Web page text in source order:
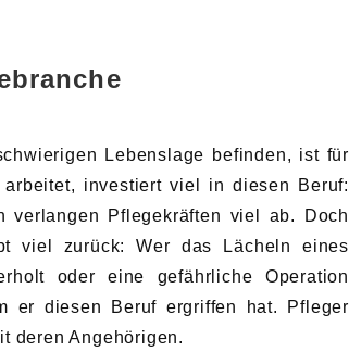
Lebenslage befinden, ist für
investiert viel in diesen Beruf:
verlangen Pflegekräften viel ab. Doch
viel zurück: Wer das Lächeln eines
oder eine gefährliche Operation
er diesen Beruf ergriffen hat. Pfleger
deren Angehörigen.